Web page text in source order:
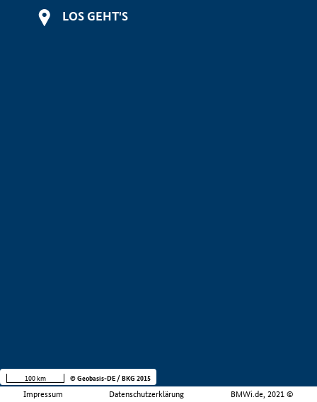
LOS GEHT'S
Impressum Datenschutzerklärung BMWi.de, 2021 ©
100 km © Geobasis-DE / BKG 2015